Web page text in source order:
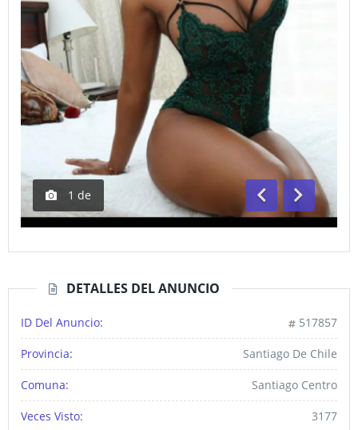
1 de
AnteriorSiguiente
DETALLES DEL ANUNCIO
ID Del Anuncio: 517857
Provincia: Santiago De Chile
Comuna: Santiago Centro
Veces Visto: 3177